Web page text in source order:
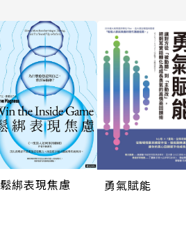
鬆綁表現焦慮 勇氣賦能